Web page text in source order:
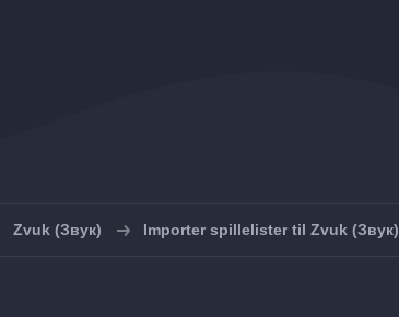
Zvuk (Звук) Importer spillelister til Zvuk (Звук)